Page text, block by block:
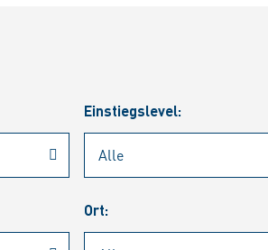
Einstiegslevel:
Ort: